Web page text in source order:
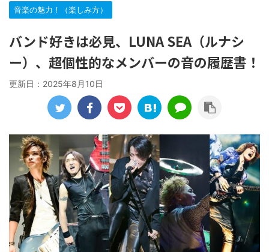
音楽の魅力！（楽しみ方）
バンド好きは必見、LUNA SEA（ルナシ
ー）、超個性的なメンバーの音の履歴書！
更新日： 2025年8月10日